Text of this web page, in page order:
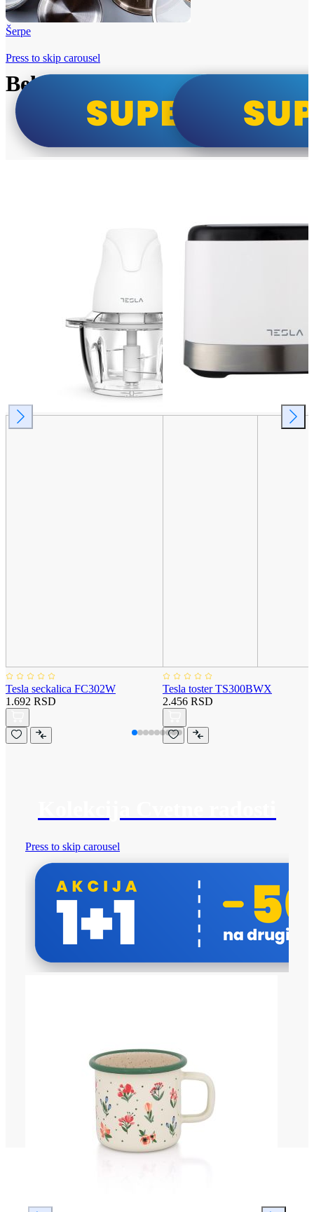
Šerpe
Beko i Tesla super cene
Press to skip carousel
Tesla seckalica FC302W
1.692 RSD
Tesla toster TS300BWX
2.456 RSD
Press to skip carousel